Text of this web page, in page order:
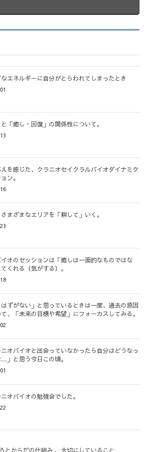
エネルギーに自分がとらわれてしまったとき
と「癒し・回復」の関係性について。
を感じた、クラニオセイクラルバイオダイナミク
ン。
まざまなエリアを「耕して」いく。
オのセッションは「癒しは一面的なものではな
くれる（気がする）。
はずがない」と思っているときは一度、過去の原因
、「未来の目標や希望」にフォーカスしてみる。
ニオバイオと出会っていなかったら自分はどうなっ
」と思う今日この頃。
オバイオの勉強会でした。
とからだの仕組み、 大切にしていること